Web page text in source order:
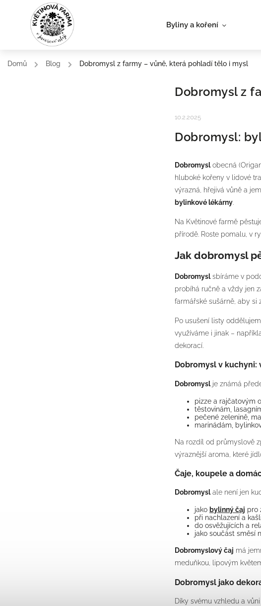
Byliny a koření
Domů / Blog / Dobromysl z farmy – vůně, která pohladí tělo i mysl
Dobromysl z
10.2.2025
Dobromysl:
Dobromyslobecná
hluboké kořeny v lidové
výrazná, hřejivá vůně a
bylinkové lékárny
Na Květinové farmě
přírodě. Roste pomalu, v
Jak dobromysl
Dobromyslsbíráme v
probíhá ručně a vždy jen
farmářské sušárně, aby si
Po usušení listy
využíváme i jinak –
dekorací.
Dobromysl v kuchyni:
Dobromyslje známá
pizze a rajčatovým
těstovinám,
pečené zelenině,
marinádám,
Na rozdíl od průmyslově
výraznější aroma, které
Čaje, koupele a
Dobromyslale není jen
jako bylinný čaj pro
při nachlazení a kašli
do osvěžujících a
jako součást směsí
Dobromyslový čaj má
meduňkou, lipovým
Dobromysl jako
Díky svému vzhledu a